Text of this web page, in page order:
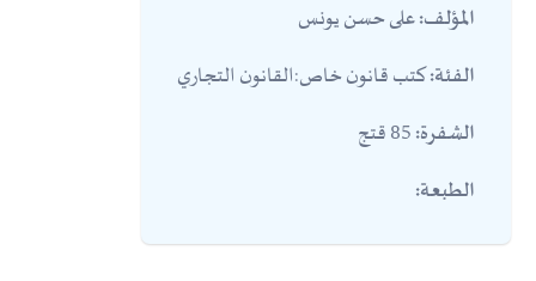
المؤلف:على حسن يونس
الفئة:كتب قانون خاص:القانون التجاري
الشفرة:
الطبعة: